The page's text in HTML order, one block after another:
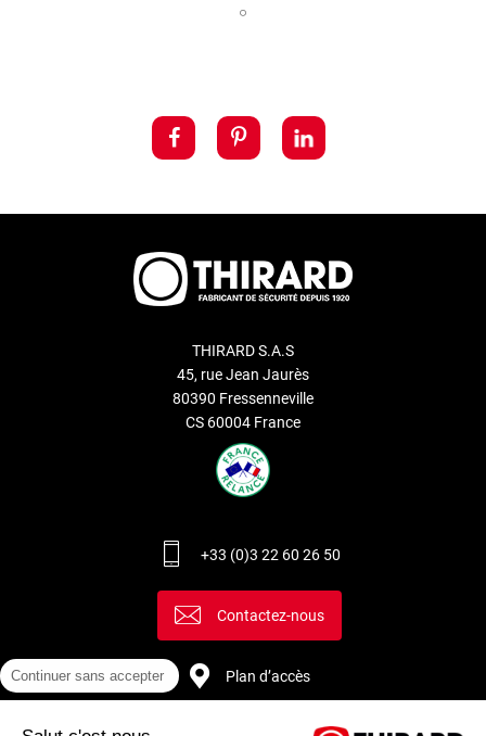
THIRARD S.A.S
45, rue Jean Jaurès
80390 Fressenneville
CS 60004 France
+33 (0)3 22 60 26 50
Contactez-nous
Plan d’accès
Continuer sans accepter